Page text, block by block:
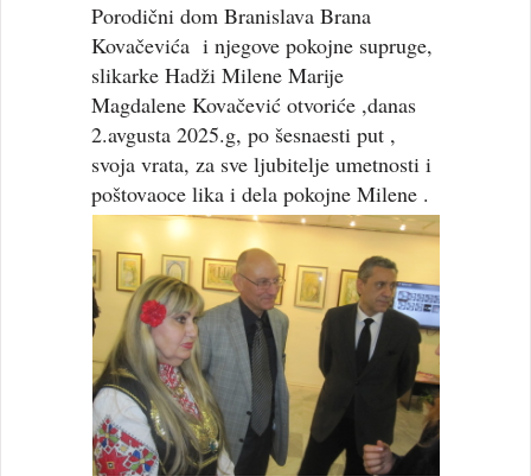
Porodični dom Branislava Brana
Kovačevića i njegove pokojne supruge,
slikarke Hadži Milene Marije
Magdalene Kovačević otvoriće ,danas
2.avgusta 2025.g, po šesnaesti put ,
svoja vrata, za sve ljubitelje umetnosti i
poštovaoce lika i dela pokojne Milene .